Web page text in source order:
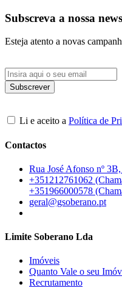
Subscreva a nossa
Esteja atento a novas
Li e aceito a Política de
Contactos
Rua José Afonso nº
+351212761062
+351966000578
geral@gsoberano.pt
Limite Soberano Lda
Imóveis
Quanto Vale o seu
Recrutamento